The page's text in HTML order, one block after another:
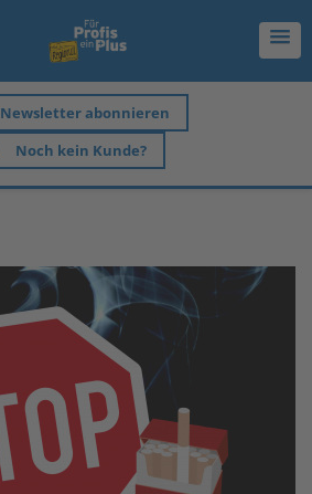
Newsletter abonnieren
Noch kein Kunde?